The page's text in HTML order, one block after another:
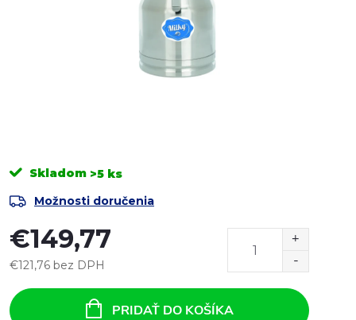
Skladom >5 ks
Možnosti doručenia
€149,77
€121,76 bez DPH
cena:
PRIDAŤ DO KOŠÍKA